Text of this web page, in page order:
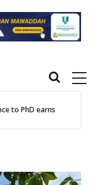
to PhD earns